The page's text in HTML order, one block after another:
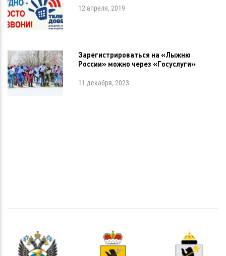
12 апреля, 2019
Зарегистрироваться на «Лыжню
России» можно через «Госуслуги»
11 декабря, 2023